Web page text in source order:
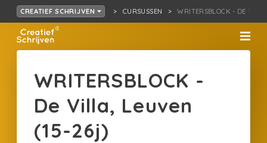
CREATIEF SCHRIJVEN CURSUSSEN WRITERSBLOCK - DE
WRITERSBLOCK -
De Villa, Leuven
(15-26j)